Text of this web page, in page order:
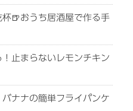
🍺おうち居酒屋で作る手
止まらないレモンチキン
ナナの簡単フライパンケ